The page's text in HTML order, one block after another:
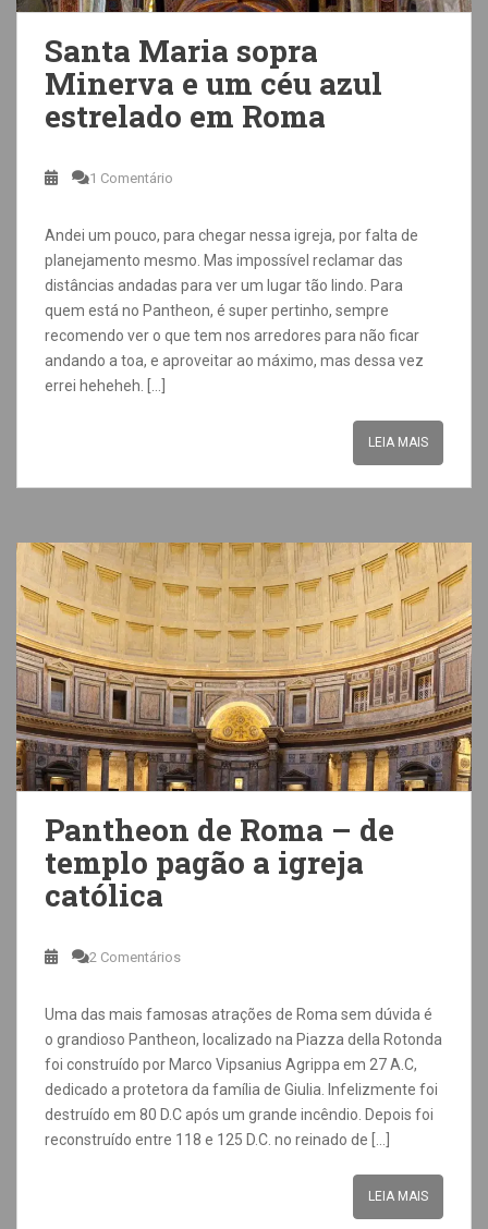
Santa Maria sopra
Minerva e um céu azul
estrelado em Roma
1 Comentário
Andei um pouco, para chegar nessa igreja, por falta de
planejamento mesmo. Mas impossível reclamar das
distâncias andadas para ver um lugar tão lindo. Para
quem está no Pantheon, é super pertinho, sempre
recomendo ver o que tem nos arredores para não ficar
andando a toa, e aproveitar ao máximo, mas dessa vez
errei heheheh. […]
LEIA MAIS
Pantheon de Roma – de
templo pagão a igreja
católica
2 Comentários
Uma das mais famosas atrações de Roma sem dúvida é
o grandioso Pantheon, localizado na Piazza della Rotonda
foi construído por Marco Vipsanius Agrippa em 27 A.C,
dedicado a protetora da família de Giulia. Infelizmente foi
destruído em 80 D.C após um grande incêndio. Depois foi
reconstruído entre 118 e 125 D.C. no reinado de […]
LEIA MAIS